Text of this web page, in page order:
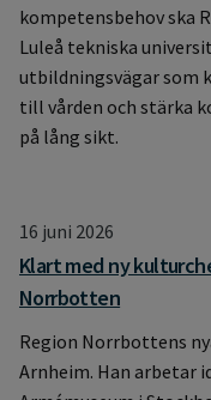
kompetensbehov ska
Luleå tekniska
utbildningsvägar som
till vården och stärka
på lång sikt.
16 juni 2026
Klart med ny
Norrbotten
Region Norrbottens
Arnheim. Han arbetar